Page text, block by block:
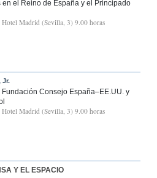
el Reino de España y el Principado
Hotel Madrid (Sevilla, 3) 9.00 horas
Jr.
Consejo España–EE.UU. y
Hotel Madrid (Sevilla, 3) 9.00 horas
Y EL ESPACIO